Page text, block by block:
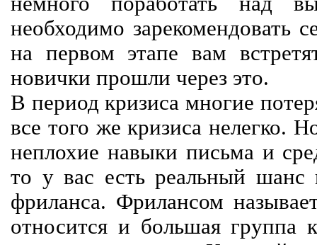
необходимо зарекомендовать
на первом этапе вам
новички прошли через это.
В период кризиса многие
все того же кризиса нелегко.
неплохие навыки письма и
то у вас есть реальный шанс
фриланса. Фрилансом
относится и большая группа